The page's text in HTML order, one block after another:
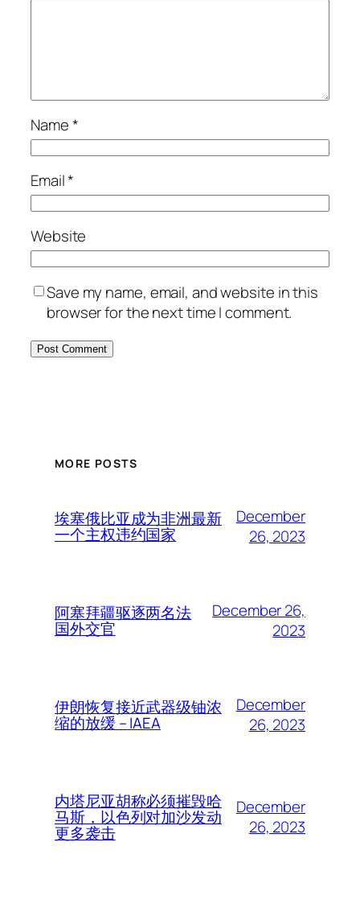
Name*
Email*
Website
Save my name, email, and website in this
browser for the next time I comment.
MORE POSTS
埃塞俄比亚成为非洲最新
一个主权违约国家
December
26, 2023
阿塞拜疆驱逐两名法
国外交官
December 26,
2023
伊朗恢复接近武器级铀浓
缩的放缓 – IAEA
December
26, 2023
内塔尼亚胡称必须摧毁哈
马斯，以色列对加沙发动
更多袭击
December
26, 2023